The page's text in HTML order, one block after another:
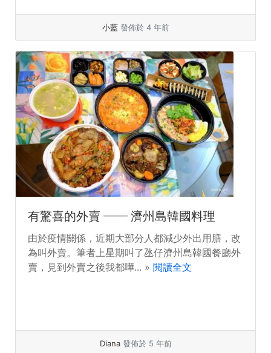
小藍 發佈於 4 年前
有驚喜的外賣 ── 濟州島韓國料理
由於疫情關係，近期大部分人都減少外出用膳，改
為叫外賣。筆者上星期叫了氹仔濟州島韓國餐廳外
賣，見到外賣之後我都嘩... » 閱讀全文
Diana 發佈於 5 年前